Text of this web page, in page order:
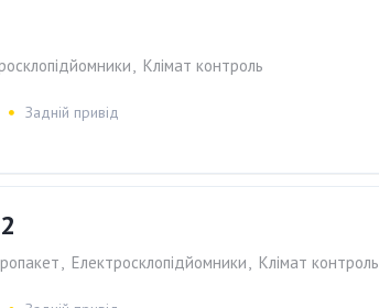
, Клiмат контроль
Задній привід
Електросклопiдйомники Клiмат контроль